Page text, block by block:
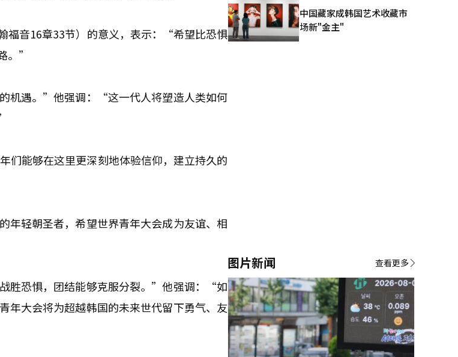
音16章33节）的意义，表示：“希望比恐惧
。”
机遇。”他强调：“这一代人将塑造人类如何
们能够在这里更深刻地体验信仰，建立持久的
轻朝圣者，希望世界青年大会成为友谊、相
胜恐惧，团结能够克服分裂。”他强调：“如
年大会将为超越韩国的未来世代留下勇气、友
中国藏家成韩国艺术收藏市
场新"金主"
图片新闻 查看更多